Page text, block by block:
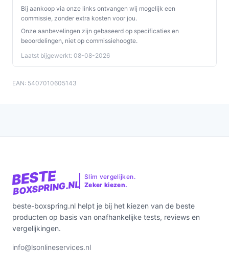
Bij aankoop via onze links ontvangen wij mogelijk een
commissie, zonder extra kosten voor jou.
Onze aanbevelingen zijn gebaseerd op specificaties en
beoordelingen, niet op commissiehoogte.
Laatst bijgewerkt: 08-08-2026
EAN: 5407010605143
BESTE
BOXSPRING.NL
Slim vergelijken.
Zeker kiezen.
beste-boxspring.nl helpt je bij het kiezen van de beste
producten op basis van onafhankelijke tests, reviews en
vergelijkingen.
info@lsonlineservices.nl